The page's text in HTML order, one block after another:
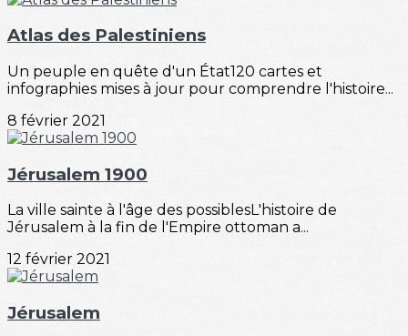
Atlas des Palestiniens
Un peuple en quête d'un État120 cartes et
infographies mises à jour pour comprendre l'histoire...
8 février 2021
Jérusalem 1900
La ville sainte à l'âge des possiblesL'histoire de
Jérusalem à la fin de l'Empire ottoman a...
12 février 2021
Jérusalem